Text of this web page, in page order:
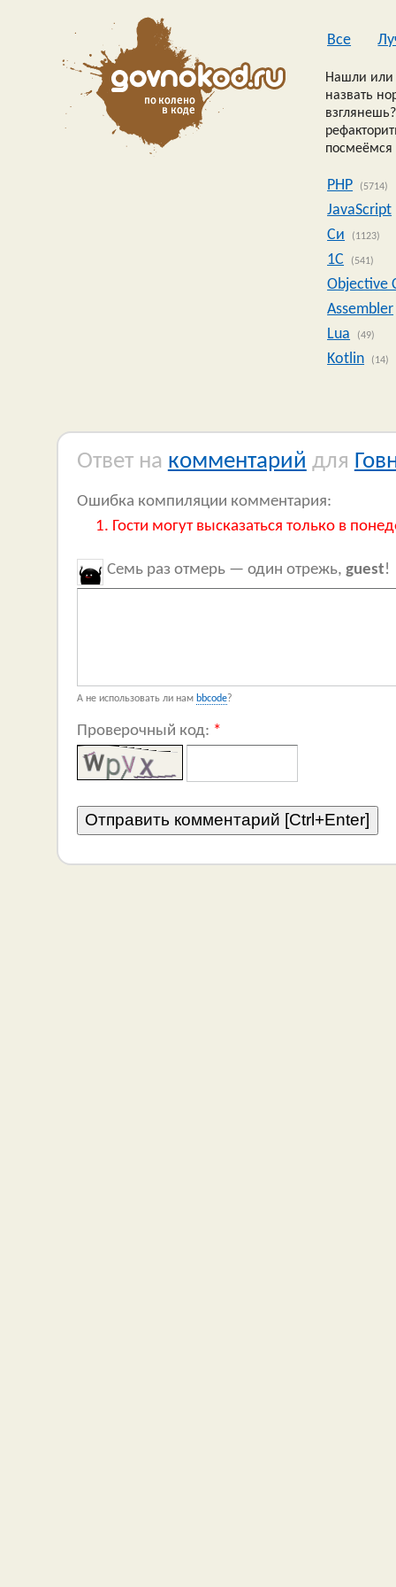
Все
Нашли или
назвать
посмеёмся
PHP (5714)
JavaScript
Си
(1123)
1C (541)
Objective
Assembler
Lua
(49)
Kotlin (14)
Ответ на комментарий для
Ошибка компиляции комментария:
Гости могут высказаться только в
Семь раз отмерь — один отрежь, guest!
А не использовать ли нам bbcode?
Проверочный код: *